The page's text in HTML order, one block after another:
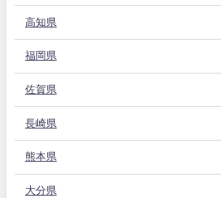
高知県
福岡県
佐賀県
長崎県
熊本県
大分県